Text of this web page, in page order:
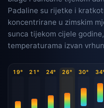
Padaline su rijetke i
koncentrirane u zimskim
sunca tijekom cijele
temperaturama izvan
19° 21° 24° 26° 30°